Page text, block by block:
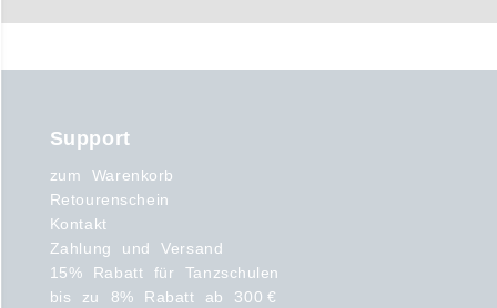
Support
zum Warenkorb
Retourenschein
Kontakt
Zahlung und Versand
15% Rabatt für Tanzschulen
bis zu 8% Rabatt ab 300 €